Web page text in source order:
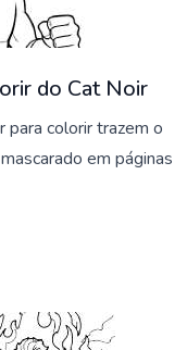
do Cat Noir
para colorir trazem o
em páginas